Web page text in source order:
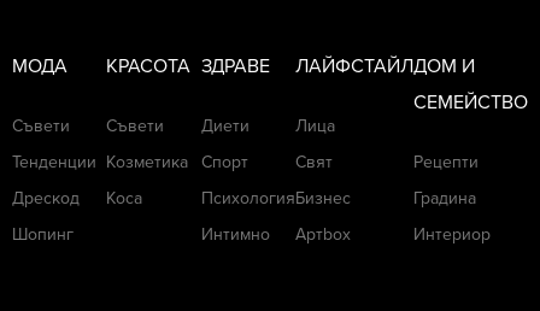
МОДА
Съвети
Тенденции
Дрескод
Шопинг
КРАСОТА
Съвети
Козметика
Коса
ЗДРАВЕ
Диети
Спорт
Психология
Интимно
ЛАЙФСТАЙЛ
Лица
Свят
Бизнес
Артbox
ДОМ И
СЕМЕЙСТВО
Рецепти
Градина
Интериор